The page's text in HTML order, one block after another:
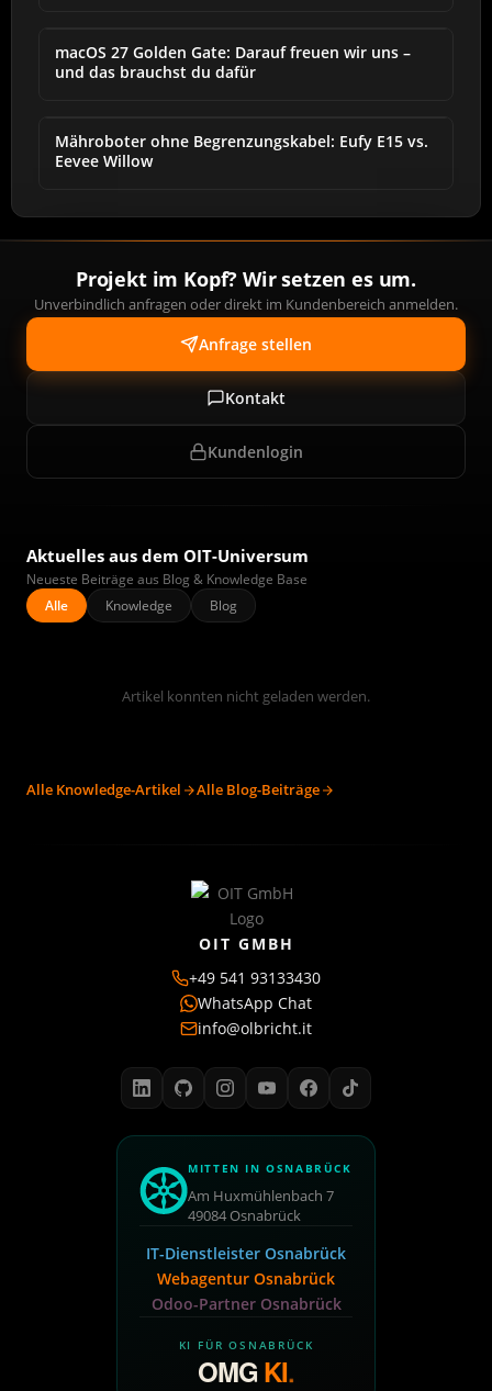
macOS 27 Golden Gate: Darauf freuen wir uns –
und das brauchst du dafür
Mähroboter ohne Begrenzungskabel: Eufy E15 vs.
Eevee Willow
Projekt im Kopf? Wir setzen es um.
Unverbindlich anfragen oder direkt im Kundenbereich anmelden.
Anfrage stellen
Kontakt
Kundenlogin
Aktuelles aus dem OIT-Universum
Neueste Beiträge aus Blog & Knowledge Base
Alle
Knowledge Blog
Artikel konnten nicht geladen werden.
Alle Knowledge-Artikel Alle Blog-Beiträge
OIT GMBH
+49 541 93133430
WhatsApp Chat
info@olbricht.it
MITTEN IN OSNABRÜCK
Am Huxmühlenbach 7
49084 Osnabrück
IT-Dienstleister Osnabrück
Webagentur Osnabrück
Odoo-Partner Osnabrück
KI FÜR OSNABRÜCK
OMG KI.